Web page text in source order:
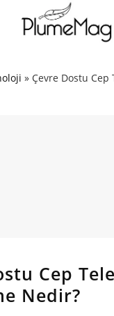
» Çevre Dostu
Cep
Nedir?